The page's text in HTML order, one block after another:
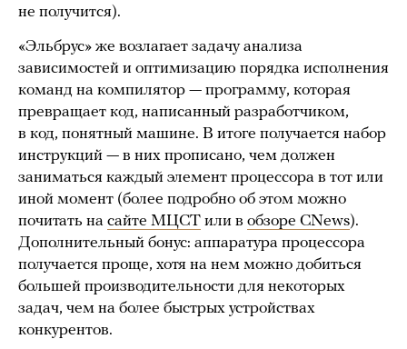
не получится).
«Эльбрус» же возлагает задачу анализа
зависимостей и оптимизацию порядка исполнения
команд на компилятор — программу, которая
превращает код, написанный разработчиком,
в код, понятный машине. В итоге получается набор
инструкций — в них прописано, чем должен
заниматься каждый элемент процессора в тот или
иной момент (более подробно об этом можно
почитать на сайте МЦСТ или в обзоре CNews).
Дополнительный бонус: аппаратура процессора
получается проще, хотя на нем можно добиться
большей производительности для некоторых
задач, чем на более быстрых устройствах
конкурентов.